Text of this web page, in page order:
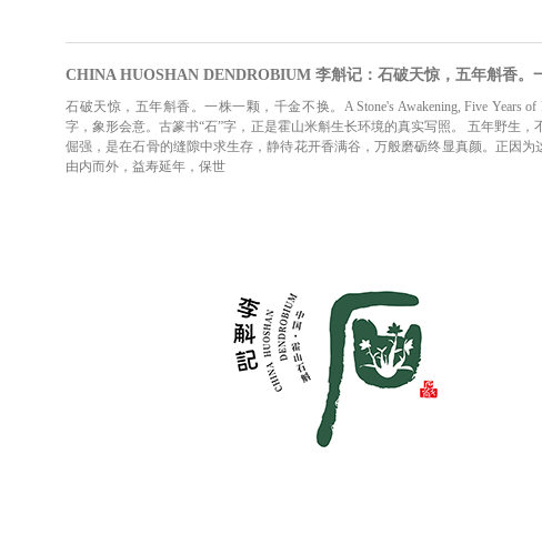
CHINA HUOSHAN DENDROBIUM 李斛记：石破天惊，五年斛香。
石破天惊，五年斛香。一株一颗，千金不换。A Stone's Awakening, Five Years of
字，象形会意。古篆书“石”字，正是霍山米斛生长环境的真实写照。 五年野生
倔强，是在石骨的缝隙中求生存，静待花开香满谷，万般磨砺终显真颜。正因
由内而外，益寿延年，保世